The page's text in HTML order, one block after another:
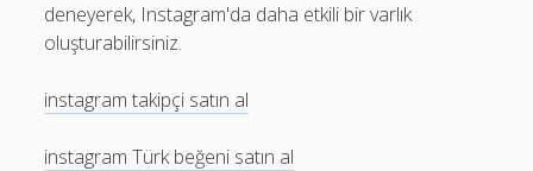
deneyerek, Instagram'da daha etkili bir varlık
oluşturabilirsiniz.
instagram takipçi satın al
instagram Türk beğeni satın al